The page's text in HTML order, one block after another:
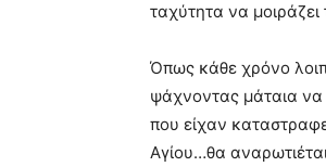
ταχύτητα να
Όπως κάθε χρόνο
ψάχνοντας μάταια να
που είχαν
Αγίου…θα